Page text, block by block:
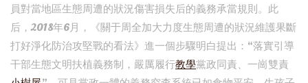
員對當地區生態周遭的狀況傷害損失后的義務承當規則。此
后，2018年6月，《關于周全加大力度生態周遭的狀況維護果斷
打好淨化防治攻堅戰的看法》進一個步驟明白提出：“落實引導
干部生態文明扶植義務制，嚴厲履行教學黨政同責、一崗雙責